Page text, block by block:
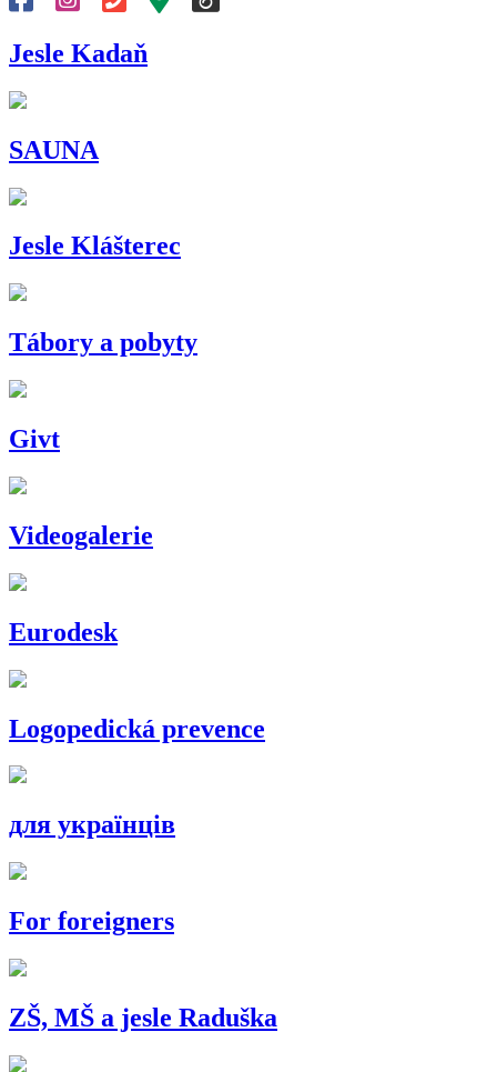
Jesle Kadaň
SAUNA
Jesle Klášterec
Tábory a pobyty
Givt
Videogalerie
Eurodesk
Logopedická prevence
для українців
For foreigners
ZŠ, MŠ a jesle Raduška